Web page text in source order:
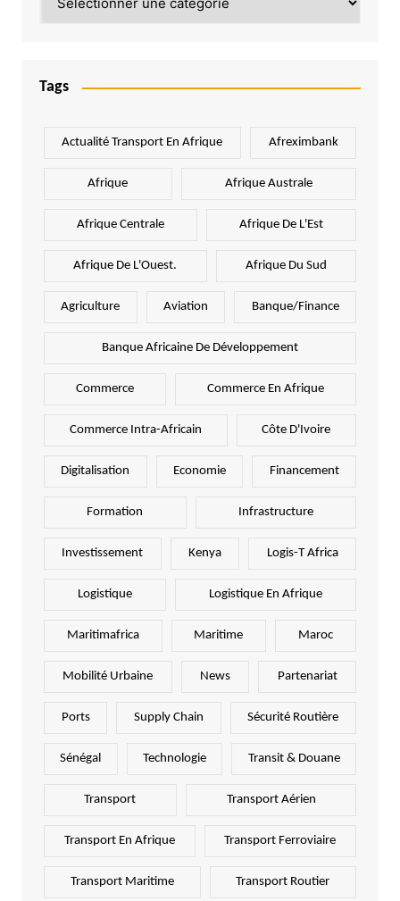
Tags
Actualité Transport En Afrique Afreximbank
Afrique Afrique Australe
Afrique Centrale Afrique De L'Est
Afrique De L'Ouest. Afrique Du Sud
Agriculture Aviation Banque/Finance
Banque Africaine De Développement
Commerce Commerce En Afrique
Commerce Intra-Africain Côte D'Ivoire
Digitalisation Economie Financement
Formation Infrastructure
Investissement Kenya Logis-T Africa
Logistique Logistique En Afrique
Maritimafrica Maritime Maroc
Mobilité Urbaine News Partenariat
Ports Supply Chain Sécurité Routière
Sénégal Technologie Transit & Douane
Transport Transport Aérien
Transport En Afrique Transport Ferroviaire
Transport Maritime Transport Routier